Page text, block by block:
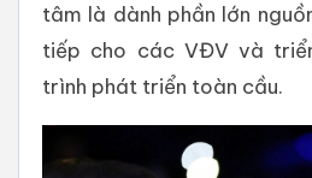
tâm là dành phần lớn
tiếp cho các VĐV và
trình phát triển toàn cầu.